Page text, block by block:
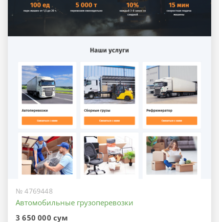
№ 4769448
Автомобильные грузоперевозки
3 650 000 сум